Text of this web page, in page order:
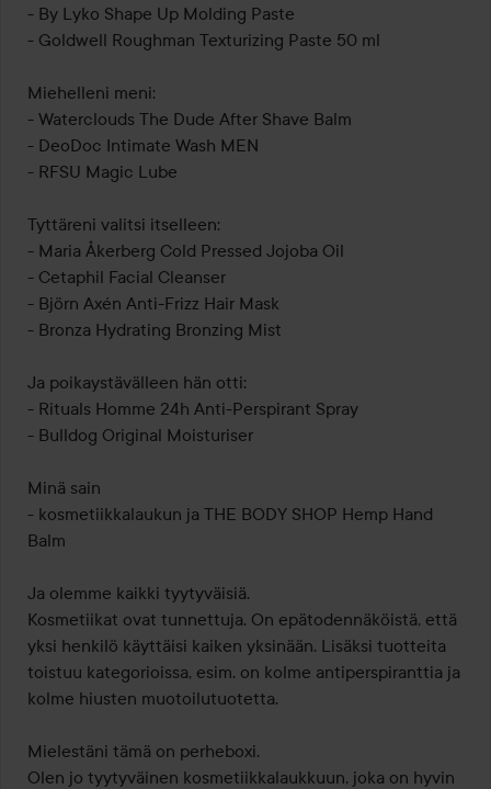
- By Lyko Shape Up Molding Paste
- Goldwell Roughman Texturizing Paste 50 ml
Miehelleni meni:
- Waterclouds The Dude After Shave Balm
- DeoDoc Intimate Wash MEN
- RFSU Magic Lube
Tyttäreni valitsi itselleen:
- Maria Åkerberg Cold Pressed Jojoba Oil
- Cetaphil Facial Cleanser
- Björn Axén Anti-Frizz Hair Mask
- Bronza Hydrating Bronzing Mist
Ja poikaystävälleen hän otti:
- Rituals Homme 24h Anti-Perspirant Spray
- Bulldog Original Moisturiser
Minä sain
- kosmetiikkalaukun ja THE BODY SHOP Hemp Hand
Balm
Ja olemme kaikki tyytyväisiä.
Kosmetiikat ovat tunnettuja. On epätodennäköistä, että
yksi henkilö käyttäisi kaiken yksinään. Lisäksi tuotteita
toistuu kategorioissa, esim. on kolme antiperspiranttia ja
kolme hiusten muotoilutuotetta.
Mielestäni tämä on perheboxi.
Olen jo tyytyväinen kosmetiikkalaukkuun, joka on hyvin